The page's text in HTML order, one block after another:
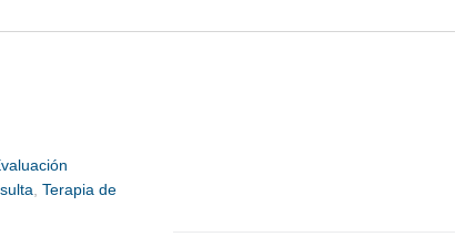
Terapia de